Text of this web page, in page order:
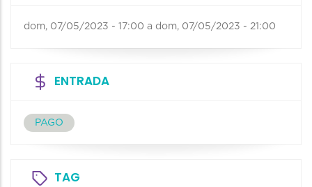
dom, 07/05/2023 - 17:00 a dom, 07/05/2023 - 21:00
ENTRADA
PAGO
TAG